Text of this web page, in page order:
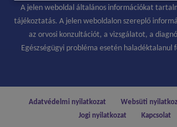
A jelen weboldal általános információkat
tájékoztatás. A jelen weboldalon szereplő
az orvosi konzultációt, a vizsgálatot, a
Egészségügyi probléma esetén haladéktalanul
Adatvédelmi nyilatkozat
Websüti
Jogi nyilatkozat
Kapcsolat